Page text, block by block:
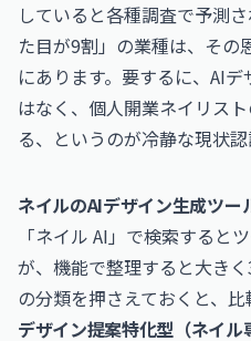
していると各種調査で予測
た目が9割」の業種は、その
にあります。要するに、AI
はなく、個人開業ネイリス
る、というのが冷静な現状認
ネイルのAIデザイン生成ツ
「ネイル AI」で検索すると
が、機能で整理すると大き
の分類を押さえておくと、比
デザイン提案特化型（ネイル